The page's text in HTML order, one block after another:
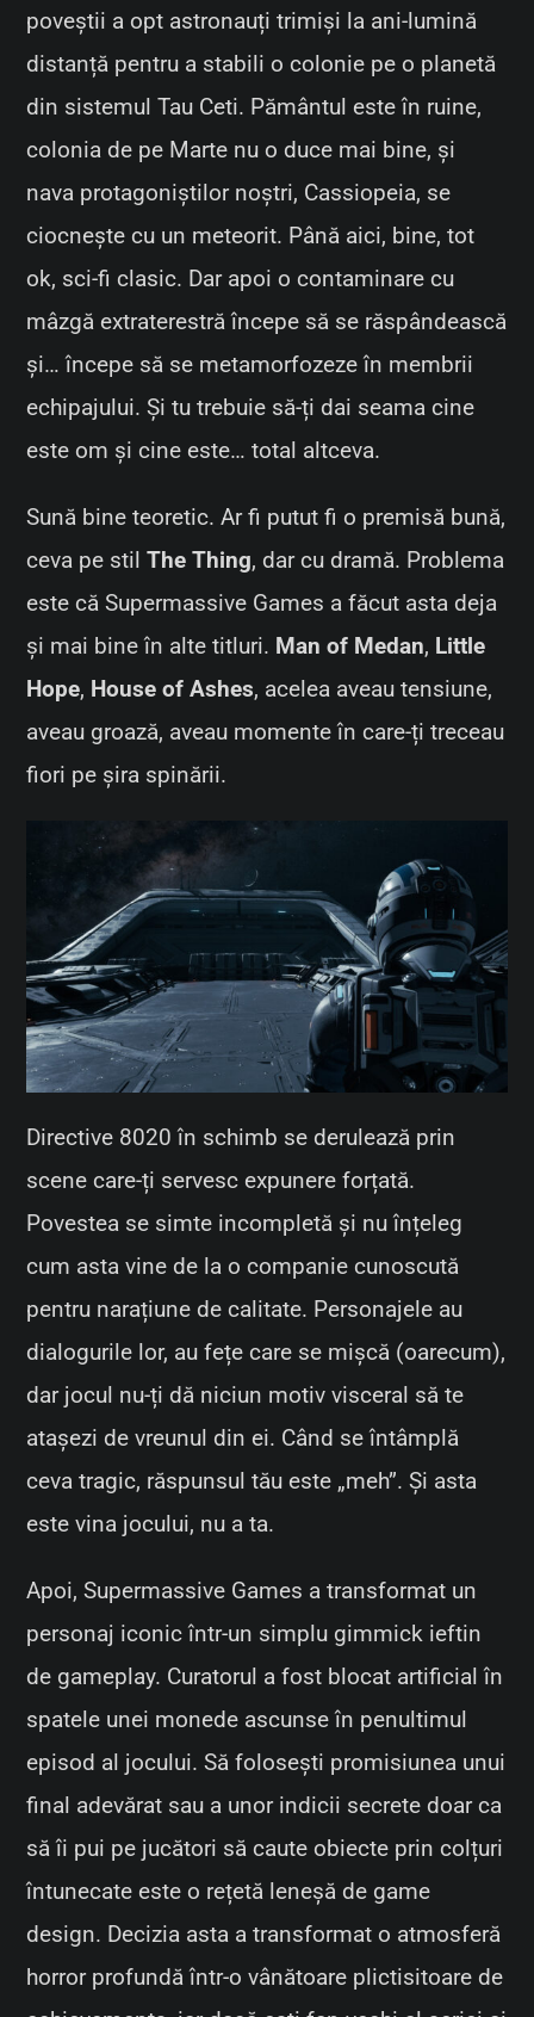
poveștii a opt astronauți trimiși la ani-lumină
distanță pentru a stabili o colonie pe o planetă
din sistemul Tau Ceti. Pământul este în ruine,
colonia de pe Marte nu o duce mai bine, și
nava protagoniștilor noștri, Cassiopeia, se
ciocnește cu un meteorit. Până aici, bine, tot
ok, sci-fi clasic. Dar apoi o contaminare cu
mâzgă extraterestră începe să se răspândească
și… începe să se metamorfozeze în membrii
echipajului. Și tu trebuie să-ți dai seama cine
este om și cine este… total altceva.
Sună bine teoretic. Ar fi putut fi o premisă bună,
ceva pe stil The Thing, dar cu dramă. Problema
este că Supermassive Games a făcut asta deja
și mai bine în alte titluri. Man of Medan, Little
Hope, House of Ashes, acelea aveau tensiune,
aveau groază, aveau momente în care-ți treceau
fiori pe șira spinării.
Directive 8020 în schimb se derulează prin
scene care-ți servesc expunere forțată.
Povestea se simte incompletă și nu înțeleg
cum asta vine de la o companie cunoscută
pentru narațiune de calitate. Personajele au
dialogurile lor, au fețe care se mișcă (oarecum),
dar jocul nu-ți dă niciun motiv visceral să te
atașezi de vreunul din ei. Când se întâmplă
ceva tragic, răspunsul tău este „meh”. Și asta
este vina jocului, nu a ta.
Apoi, Supermassive Games a transformat un
personaj iconic într-un simplu gimmick ieftin
de gameplay. Curatorul a fost blocat artificial în
spatele unei monede ascunse în penultimul
episod al jocului. Să folosești promisiunea unui
final adevărat sau a unor indicii secrete doar ca
să îi pui pe jucători să caute obiecte prin colțuri
întunecate este o rețetă leneșă de game
design. Decizia asta a transformat o atmosferă
horror profundă într-o vânătoare plictisitoare de